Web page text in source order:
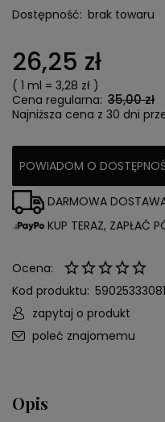
Dostępność: brak towaru
26,25 zł
( 1 ml = 3,28 zł )
Cena regularna: 35,00 zł
Najniższa cena z 30 dni
POWIADOM O
DARMOWA
KUP TERAZ, ZAPŁAĆ
Ocena:
Kod produktu:
zapytaj o produkt
poleć znajomemu
Opis